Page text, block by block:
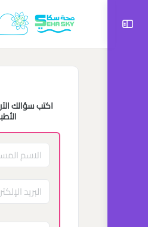
اكتب سؤالك